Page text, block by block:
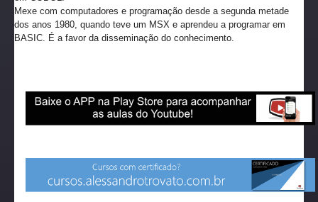
Mexe com computadores e programação desde a segunda metade
dos anos 1980, quando teve um MSX e aprendeu a programar em
BASIC. É a favor da disseminação do conhecimento.